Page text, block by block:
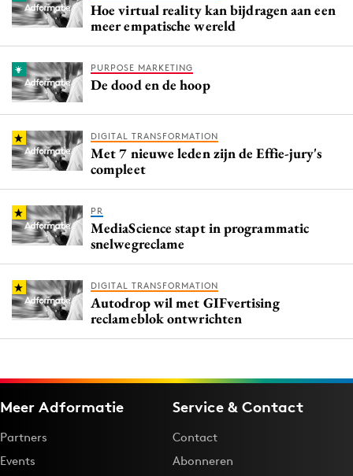
Hoe virtual reality kan bijdragen aan een
meer empatische wereld
PURPOSE MARKETING
De dood en de hoop
DIGITAL TRANSFORMATION
Met 7 nieuwe leden zijn de Effie-jury's
compleet
PR
MediaScience stapt in programmatic
snelwegreclame
DIGITAL TRANSFORMATION
Autodrop wil met GIFvertising
reclameblok ontwrichten
Meer Adformatie
Partners
Events
Service & Contact
Contact
Abonneren